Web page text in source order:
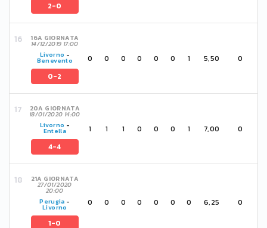
2-0
16A GIORNATA
14/12/2019 17:00
Livorno -
Benevento
0-2
0 0 0 0 0 0 1 5,50 0
20A GIORNATA
18/01/2020 14:00
Livorno -
Entella
4-4
1 1 1 0 0 0 1 7,00 0
21A GIORNATA
27/01/2020
20:00
Perugia -
Livorno
1-0
0 0 0 0 0 0 0 6,25 0